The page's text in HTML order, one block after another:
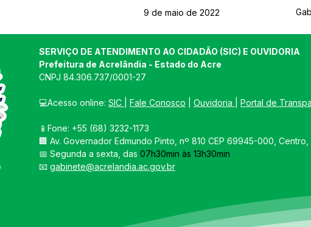
9 de maio de 2022
SERVIÇO DE ATENDIMENTO AO CIDADÃO (SIC) E OUVIDORIA
Prefeitura de Acrelândia - Estado do Acre
CNPJ 84.306.737/0001-27
💻Acesso online: SIC Fale Conosco Ouvidoria Portal de
📱Fone: +55 (68) 3232-1173
🏢 Av. Governador Edmundo Pinto, nº 810 CEP 69945-000,
📅 Segunda a sexta, das 07h30min às 13h30min
📧 gabinete@acrelandia.ac.gov.br